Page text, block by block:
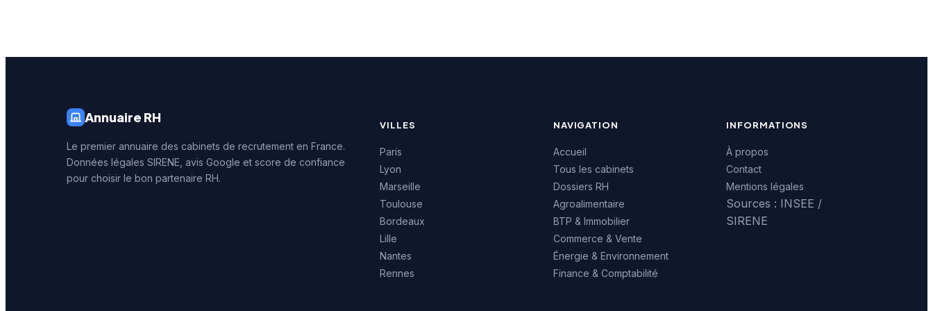
auprès des entreprises
économique de la Côte
Annuaire RH
Le premier annuaire des cabinets de recrutement en France.
Données légales SIRENE, avis Google et score de confiance
pour choisir le bon partenaire RH.
VILLES
Paris
Lyon
Marseille
Toulouse
Bordeaux
Lille
Nantes
Rennes
NAVIGATION
Accueil
Tous les cabinets
Dossiers RH
Agroalimentaire
BTP & Immobilier
Commerce & Vente
Énergie & Environnement
Finance & Comptabilité
INFORMATIONS
À propos
Contact
Mentions légales
Sources : INSEE /
SIRENE